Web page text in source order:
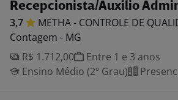
Recepcionista/Auxilio
3,7 METHA - CONTROLE DE
Contagem - MG
R$ 1.712,00
Entre 1 e 3 anos
Ensino Médio (2º Grau)